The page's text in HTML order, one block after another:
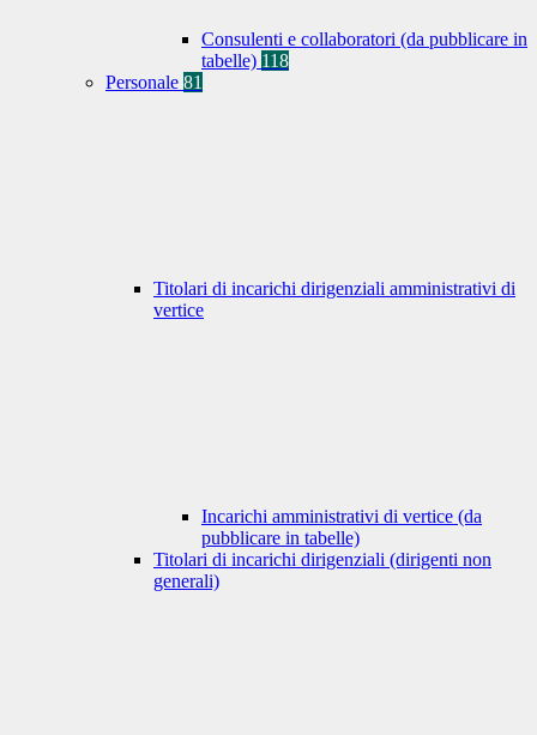
Consulenti e collaboratori (da pubblicare in
tabelle) 118
Personale 81
Titolari di incarichi dirigenziali amministrativi di
vertice
Incarichi amministrativi di vertice (da
pubblicare in tabelle)
Titolari di incarichi dirigenziali (dirigenti non
generali)